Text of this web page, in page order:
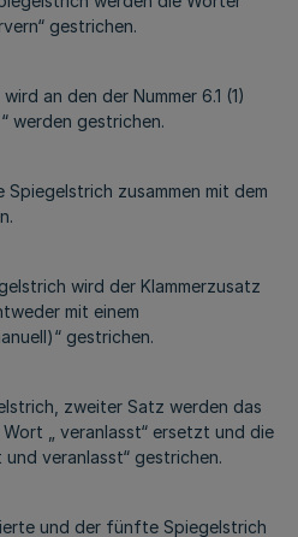
gestrichen.
an den der Nummer 6.1 (1)
werden gestrichen.
Spiegelstrich zusammen mit dem
wird der Klammerzusatz
mit einem
gestrichen.
zweiter Satz werden das
„ veranlasst“ ersetzt und die
veranlasst“ gestrichen.
und der fünfte Spiegelstrich